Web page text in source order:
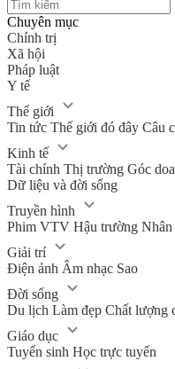
Chuyên mục
Chính trị
Xã hội
Pháp luật
Y tế
Thế giới
Tin tức Thế giới đó đây Câu
Kinh tế
Tài chính Thị trường Góc
Dữ liệu và đời sống
Truyền hình
Phim VTV Hậu trường Nhân
Giải trí
Điện ảnh Âm nhạc Sao
Đời sống
Du lịch Làm đẹp Chất lượng
Giáo dục
Tuyển sinh Học trực tuyến